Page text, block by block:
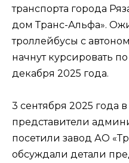
транспорта города
дом Транс-Альфа».
троллейбусы с
начнут курсировать
декабря 2025 года.
3 сентября 2025 года
представители
посетили завод АО
обсуждали детали